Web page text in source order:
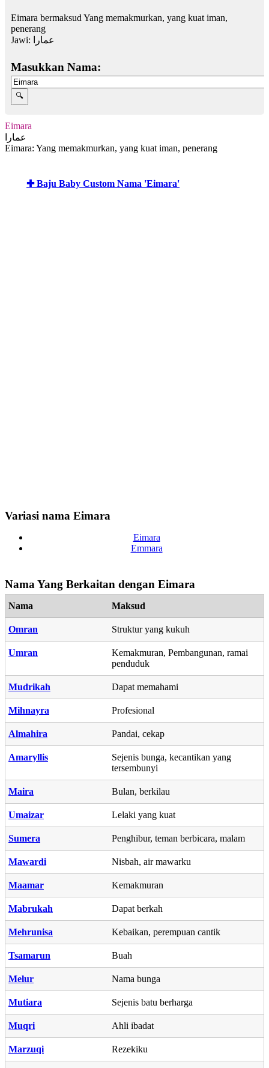
Eimara bermaksud Yang memakmurkan, yang kuat iman,
penerang
Jawi:
عمارا
Masukkan Nama:
Eimara
عمارا
Eimara: Yang memakmurkan, yang kuat iman, penerang
✚ Baju Baby Custom Nama 'Eimara'
Variasi nama Eimara
Eimara
Emmara
Nama Yang Berkaitan dengan Eimara
Nama Maksud
Omran Struktur yang kukuh
Umran
Kemakmuran, Pembangunan, ramai
penduduk
Mudrikah Dapat memahami
Mihnayra Profesional
Almahira Pandai, cekap
Amaryllis
Sejenis bunga, kecantikan yang
tersembunyi
Maira Bulan, berkilau
Umaizar Lelaki yang kuat
Sumera Penghibur, teman berbicara, malam
Mawardi Nisbah, air mawarku
Maamar Kemakmuran
Mabrukah Dapat berkah
Mehrunisa Kebaikan, perempuan cantik
Tsamarun Buah
Melur Nama bunga
Mutiara Sejenis batu berharga
Muqri Ahli ibadat
Marzuqi Rezekiku